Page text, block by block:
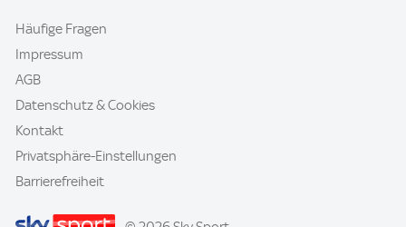
Häufige Fragen
Impressum
AGB
Datenschutz & Cookies
Kontakt
Privatsphäre-Einstellungen
Barrierefreiheit